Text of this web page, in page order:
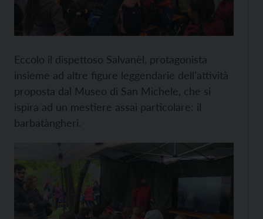
Eccolo il dispettoso Salvanèl, protagonista
insieme ad altre figure leggendarie dell'attività
proposta dal Museo di San Michele, che si
ispira ad un mestiere assai particolare: il
barbatàngheri.